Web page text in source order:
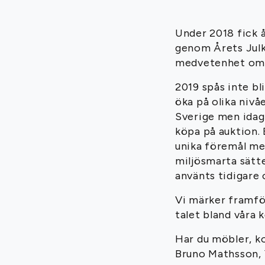
Under 2018 fick
genom Årets
medvetenhet
2019 spås inte
öka på olika
Sverige men
köpa på
unika föremål
miljösmarta
använts tidigare
Vi märker
talet bland våra
Har du möbler,
Bruno